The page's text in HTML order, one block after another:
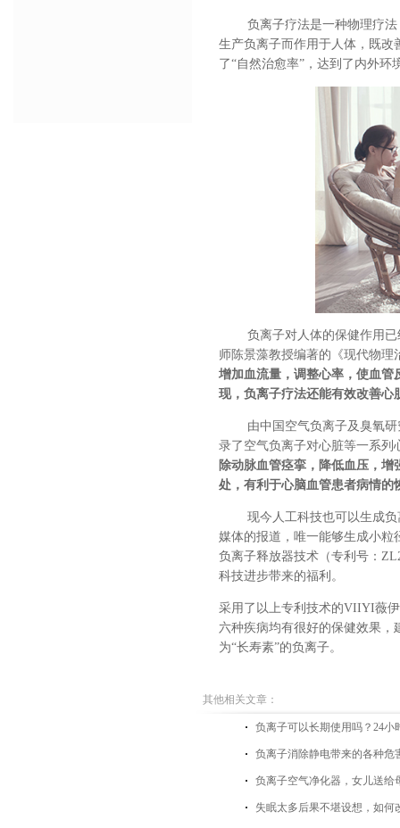
负离子疗法是一种物理疗
生产负离子而作用于人体，既改
了“自然治愈率”，达到了内外环
负离子对人体的保健作用
师陈景藻教授编著的《现代物理
增加血流量，调整心率，使血管
现，负离子疗法还能有效改善心
由中国空气负离子及臭氧
录了空气负离子对心脏等一系列
除动脉血管痉挛，降低血压，
处，有利于心脑血管患者病情的
现今 人工科技也可以生成
媒体的报道， 唯一能够生成小粒
负离子释放器技术（专利号：
科技进步带来的福利。
采用了以上专利技术的VIIYI薇伊
六种疾病均有很好的保健效果，
为“长寿素”的负离子。
其他相关文章：
负离子可以长期使用吗？24小
负离子消除静电带来的各种危
负离子空气净化器，女儿送给
失眠太多后果不堪设想，如何